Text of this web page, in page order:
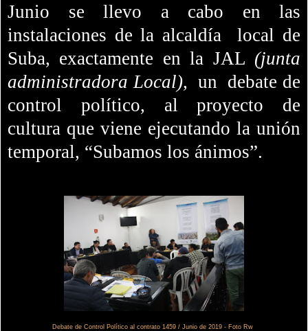
Junio se llevo a cabo en las
instalaciones de la alcaldía
local de
Suba, exactamente en la JAL (junta
administradora Local), un debate de
control político, al proyecto de
cultura que viene ejecutando la unión
temporal, “Subamos los ánimos”.
Debate de Control Político al contrato 1459 / Junio de 2019 - Foto Rw